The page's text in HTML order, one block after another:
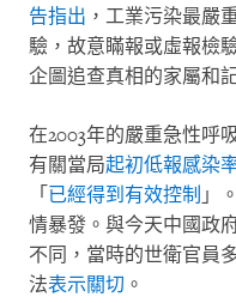
告指出 ，工業污染最嚴
驗，故意瞞報或虛報檢
企圖追查真相的家屬和
在2003年的嚴重急性呼
有關當局起初低報感染
「 已經得到有效控制 」
情暴發。與今天中國政
不同，當時的世衛官員
法表示關切 。